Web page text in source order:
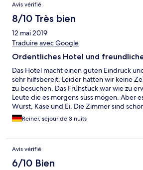
Avis vérifié
8/10 Très bien
12 mai 2019
Traduire avec Google
Ordentliches Hotel und
Das Hotel macht einen guten Eindruck
sehr hilfsbereit. Leider hatten wir keine
zu besuchen. Das Frühstück war wie zu
Leute die es morgens süss mögen. Aber
Wurst, Käse und Ei. Die Zimmer sind
etwas hell hörig (Türen usw.).
Reiner, séjour de 3 nuits
Avis vérifié
6/10 Bien